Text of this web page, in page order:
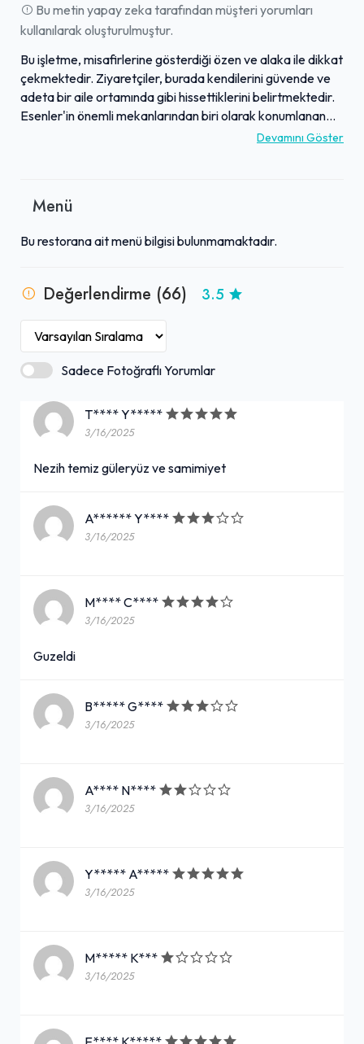
Bu metin yapay zeka tarafından müşteri yorumları
kullanılarak oluşturulmuştur.
Bu işletme, misafirlerine gösterdiği özen ve alaka ile dikkat
çekmektedir. Ziyaretçiler, burada kendilerini güvende ve
adeta bir aile ortamında gibi hissettiklerini belirtmektedir.
Esenler'in önemli mekanlarından biri olarak konumlanan
işletme, personelin yaklaşımıyla da takdir toplamaktadır.
Devamını Göster
Menü
Bu restorana ait menü bilgisi bulunmamaktadır.
Değerlendirme (66) 3.5
Sadece Fotoğraflı Yorumlar
T**** Y*****
3/16/2025
Nezih temiz güleryüz ve samimiyet
A****** Y****
3/16/2025
M**** C****
3/16/2025
Guzeldi
B***** G****
3/16/2025
A**** N****
3/16/2025
Y***** A*****
3/16/2025
M***** K***
3/16/2025